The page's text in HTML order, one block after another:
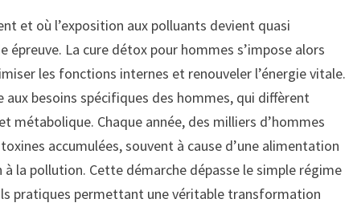
et où l’exposition aux polluants devient quasi
La cure détox pour hommes s’impose alors
les fonctions internes et renouveler l’énergie vitale.
aux besoins spécifiques des hommes, qui diffèrent
métabolique. Chaque année, des milliers d’hommes
accumulées, souvent à cause d’une alimentation
la pollution. Cette démarche dépasse le simple régime
pratiques permettant une véritable transformation